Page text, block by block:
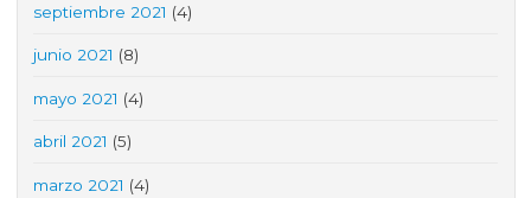
septiembre 2021 (4)
junio 2021 (8)
mayo 2021 (4)
abril 2021 (5)
marzo 2021 (4)